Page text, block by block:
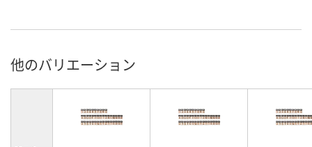
他のバリエーション